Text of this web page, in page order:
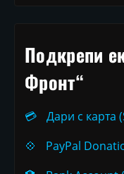
Подкрепи
Фронт“
💳
Дари с карта
💠
PayPal